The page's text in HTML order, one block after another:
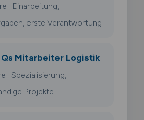
· Einarbeitung,
erste Verantwortung
Mitarbeiter Logistik
· Spezialisierung,
Projekte